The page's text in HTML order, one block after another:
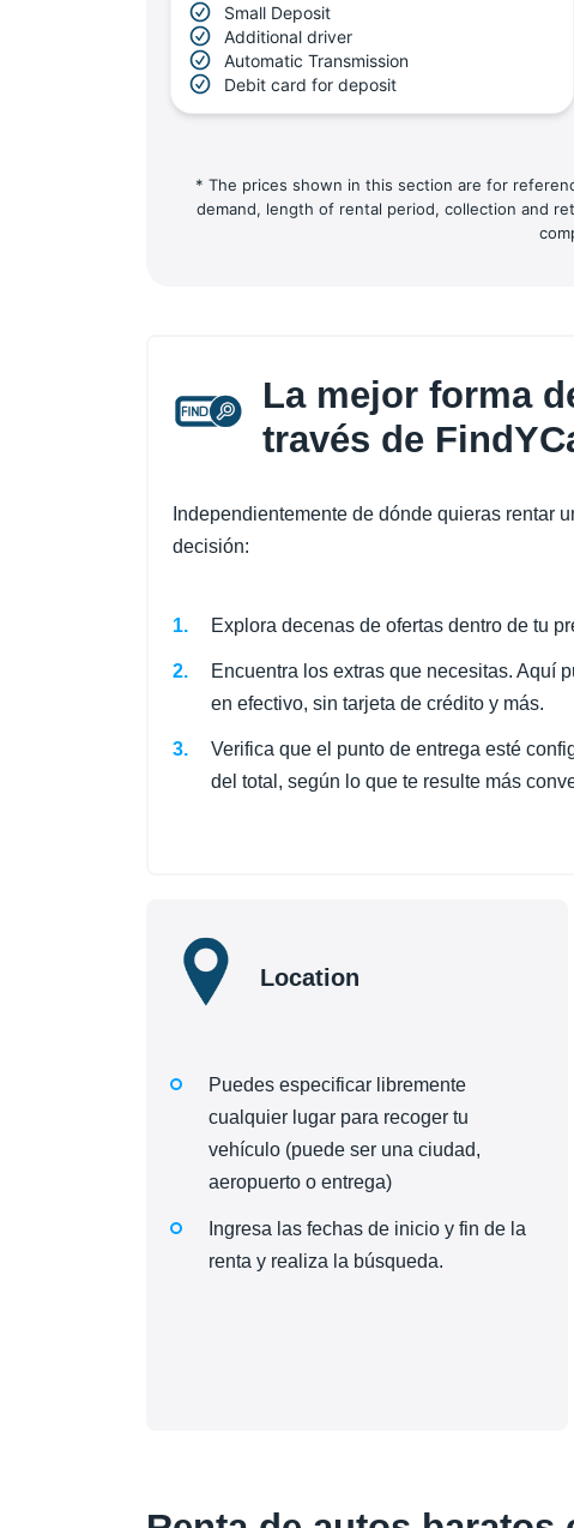
Small Deposit
Additional driver
Automatic Transmission
Debit card for deposit
* The prices shown in this section are for
demand, length of rental period, collection and
La mejor forma
través de
Independientemente de dónde quieras rentar
decisión:
Explora decenas de ofertas dentro de tu
Encuentra los extras que necesitas. Aquí
en efectivo, sin tarjeta de crédito y más.
Verifica que el punto de entrega esté
del total, según lo que te resulte más
Location
Puedes especificar libremente
cualquier lugar para recoger tu
vehículo (puede ser una ciudad,
aeropuerto o entrega)
Ingresa las fechas de inicio y fin de la
renta y realiza la búsqueda.